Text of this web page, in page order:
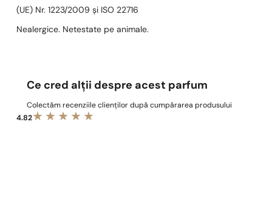
(UE) Nr. 1223/2009 și ISO 22716
Nealergice. Netestate pe animale.
Ce cred alții despre acest parfum
Colectăm recenziile clienților după cumpărarea produsului
4.82